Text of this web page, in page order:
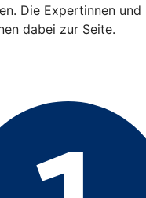
Die Expertinnen
dabei zur Seite.